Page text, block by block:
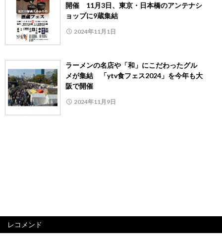
開催 11月3日、東京・日本橋のアンテナシ
ョップに9蔵集結
2024年11月1日
ラーメンの名店や「和」にこだわったグル
メが集結 「ytv食フェス2024」を今年も大
阪で開催
2024年11月9日
レコメンド